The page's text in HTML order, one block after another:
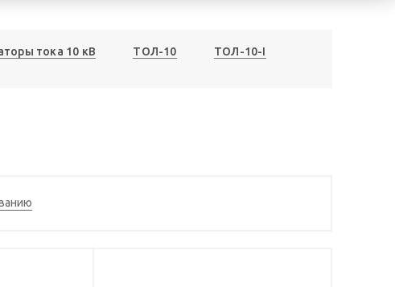
тока 10 кВ ТОЛ-10
ТОЛ-10-I